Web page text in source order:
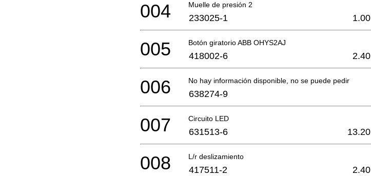
Muelle de presión 2
004 233025-1 1.00
Botón giratorio ABB OHYS2AJ
005 418002-6 2.40
No hay información disponible, no se puede pedir
006 638274-9
Circuito LED
007 631513-6 13.20
L/r deslizamiento
008 417511-2 2.40